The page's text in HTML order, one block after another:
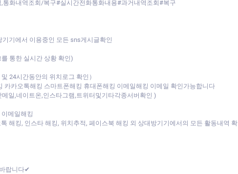
화내역조회/복구#실시간전화통화내용#과거내역조회#복구
기에서 이용중인 모든 sns게시글확인
통한 실시간 상황 확인)
24시간동안의 위치로그 확인）
카오톡해킹 스마트폰해킹 휴대폰해킹 이메일해킹 이메일 확인가능합니다
일,네이트온,인스타그램,트위터및기타각종서버확인 )
메일해킹
해킹, 인스타 해킹, 위치추적, 페이스북 해킹 외 상대방기기에서의 모든 활동내역
랍니다✔